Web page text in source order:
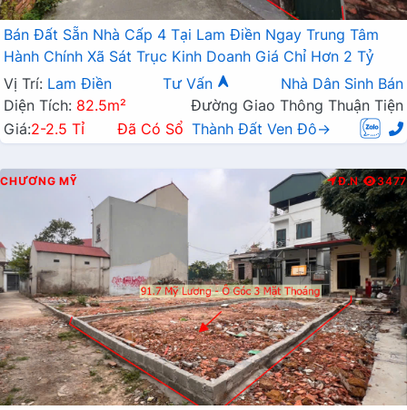
Bán Đất Sẵn Nhà Cấp 4 Tại Lam Điền Ngay Trung Tâm
Hành Chính Xã Sát Trục Kinh Doanh Giá Chỉ Hơn 2 Tỷ
Vị Trí: Lam Điền Tư Vấn
Nhà Dân Sinh Bán
Diện Tích: 82.5m²
Đường Giao Thông Thuận Tiện
Giá:2-2.5 Tỉ Đã Có Sổ Thành Đất Ven Đô→
CHƯƠNG MỸ Đ.N 3477